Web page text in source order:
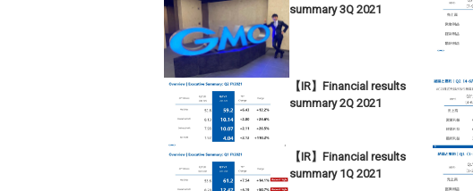
summary 3Q 2021
【IR】Financial results
summary 2Q 2021
【IR】Financial results
summary 1Q 2021